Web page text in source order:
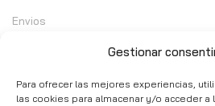
Gestionar
Para ofrecer las mejores experiencias,
las cookies para almacenar y/o acceder a
Envios